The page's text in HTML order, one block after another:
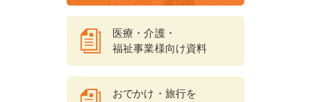
医療・介護・
福祉事業様向け資料
おでかけ・旅行を